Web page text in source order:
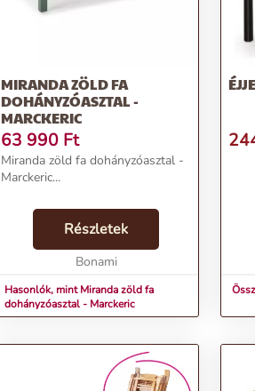
MIRANDA ZÖLD FA
DOHÁNYZÓASZTAL -
MARCKERIC
63 990 Ft
Miranda zöld fa dohányzóasztal -
Marckeric...
Részletek
Bonami
Hasonlók, mint Miranda zöld fa
dohányzóasztal - Marckeric